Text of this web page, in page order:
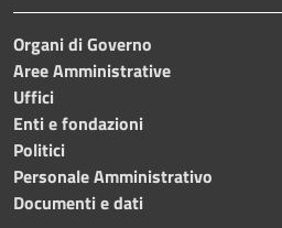
Organi di Governo
Aree Amministrative
Uffici
Enti e fondazioni
Politici
Personale Amministrativo
Documenti e dati